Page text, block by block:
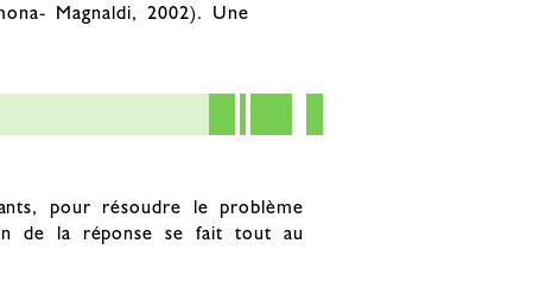
Magnaldi, 2002). Une
pour résoudre le problème
de la réponse se fait tout au